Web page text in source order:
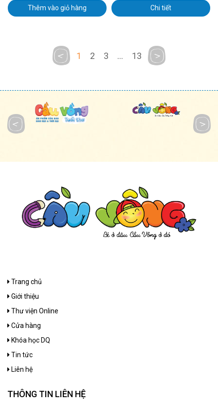
Thêm vào giỏ hàng Chi tiết
1 2 3 ... 13
Trang chủ
Giới thiệu
Thư viện Online
Cửa hàng
Khóa học DQ
Tin tức
Liên hệ
THÔNG TIN LIÊN HỆ